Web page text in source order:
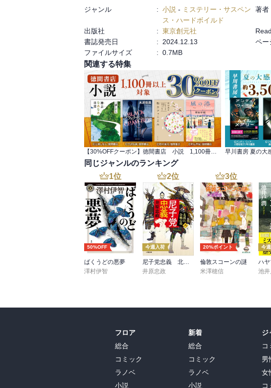
涙が出そうになった。タイトルの通り、彼らの青春は「ち
眩しく心に残り続ける名作だと思う。
ジャンル : 小説 - ミステリー・サスペン
ス・ハードボイルド
著者
出版社 : 東京創元社
書誌発売日
: 2024.12.13 ペー
ファイルサイズ
: 0.7MB
関連する特集
早川書房 夏の大
同じジャンルのランキング
1位
50%OFF
ばくうどの悪夢
澤村伊智
2位
今週入荷
尼子党忠義 北近江合戦心得〈八〉
井原忠政
3位
20%ポイント
倫敦スコーンの謎
米澤穂信
今
池井
フロア
総合
コミック
ラノベ
小説
新着
総合
コミック
ラノベ
小説
ジ
コ
男
女
コ